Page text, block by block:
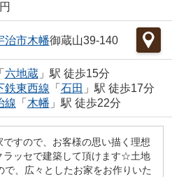
治市木幡御蔵山39-140
「 六地蔵」駅 徒歩15分
鉄東西線 「 石田 」駅 徒歩17分
線 「 木幡 」駅 徒歩22分
すので、お客様の思い描く理想
ラッセで建築して頂けます☆土地
、広々としたお家をお作りいた